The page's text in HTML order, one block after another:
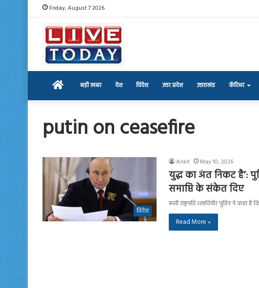
Friday, August 7 2026
Home बड़ी खबर देश विदेश उत्तर प्रदेश उत्तराखंड कॅरिअर
putin on ceasefire
विदेश
Ankit May 10, 2026
युद्ध का अंत निकट है’:
समाप्ति के संकेत दिए
रूसी राष्ट्रपति व्लादिमीर पुतिन ने
Read More »